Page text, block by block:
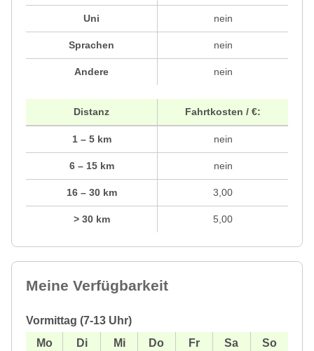
Uni
Sprachen
Andere
nein
nein
nein
Distanz
1 – 5 km
6 – 15 km
16 – 30 km
> 30 km
Fahrtkosten / €:
nein
nein
3,00
5,00
Meine Verfügbarkeit
Vormittag (7-13 Uhr)